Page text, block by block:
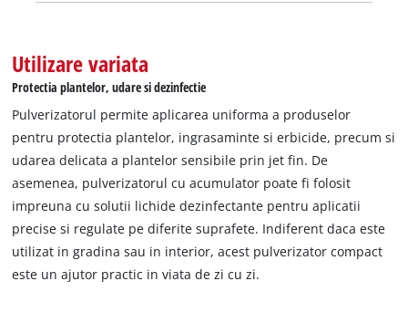
Utilizare variata
Protectia plantelor, udare si dezinfectie
Pulverizatorul permite aplicarea uniforma a produselor
pentru protectia plantelor, ingrasaminte si erbicide, precum si
udarea delicata a plantelor sensibile prin jet fin. De
asemenea, pulverizatorul cu acumulator poate fi folosit
impreuna cu solutii lichide dezinfectante pentru aplicatii
precise si regulate pe diferite suprafete. Indiferent daca este
utilizat in gradina sau in interior, acest pulverizator compact
este un ajutor practic in viata de zi cu zi.